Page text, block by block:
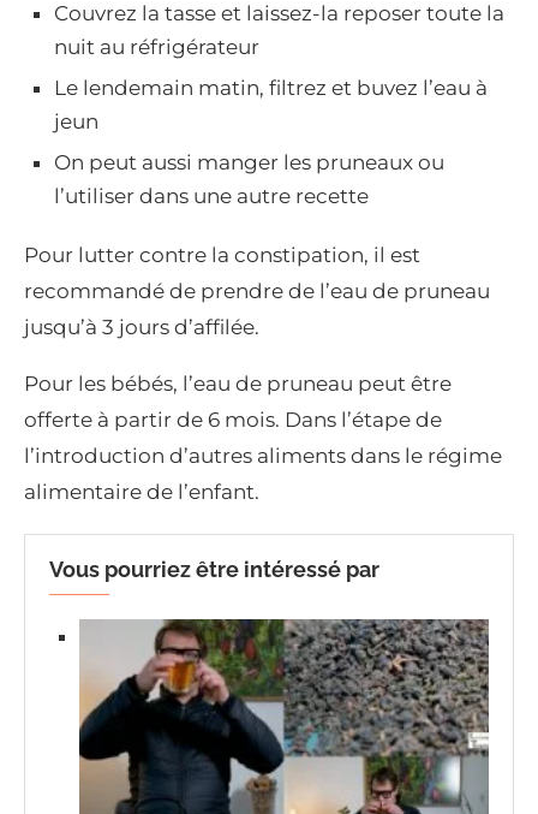
Couvrez la tasse et laissez-la reposer toute la
nuit au réfrigérateur
Le lendemain matin, filtrez et buvez l’eau à
jeun
On peut aussi manger les pruneaux ou
l’utiliser dans une autre recette
Pour lutter contre la constipation, il est
recommandé de prendre de l’eau de pruneau
jusqu’à 3 jours d’affilée.
Pour les bébés, l’eau de pruneau peut être
offerte à partir de 6 mois. Dans l’étape de
l’introduction d’autres aliments dans le régime
alimentaire de l’enfant.
Vous pourriez être intéressé par